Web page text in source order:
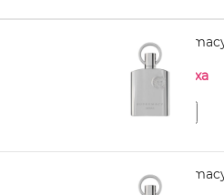
AFNAN
Нема на залиха
AFNAN